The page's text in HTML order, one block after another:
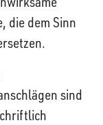
die dem Sinn
sind